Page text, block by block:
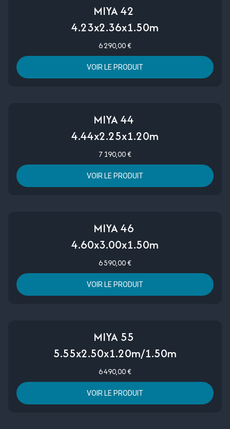
MIYA 42
4.23x2.36x1.50m
6 290,00 €
VOIR LE PRODUIT
MIYA 44
4.44x2.25x1.20m
7 190,00 €
VOIR LE PRODUIT
MIYA 46
4.60x3.00x1.50m
6 590,00 €
VOIR LE PRODUIT
MIYA 55
5.55x2.50x1.20m/1.50m
6 490,00 €
VOIR LE PRODUIT